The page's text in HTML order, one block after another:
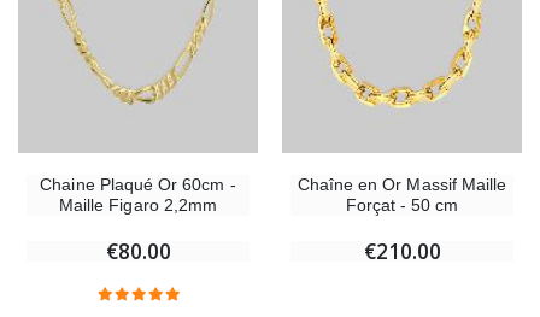
Chaine Plaqué Or 60cm -
Maille Figaro 2,2mm
€80.00
Chaîne en Or Massif Maille
Forçat - 50 cm
€210.00